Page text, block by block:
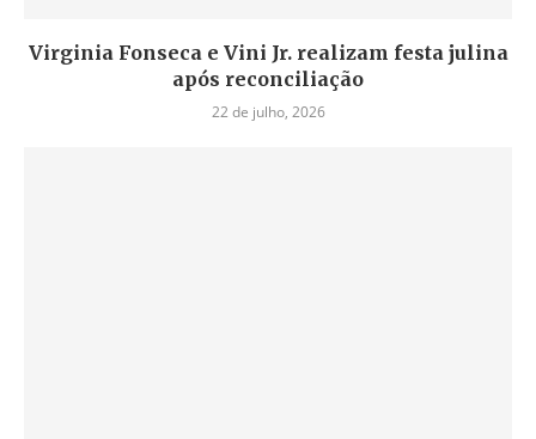
Virginia Fonseca e Vini Jr. realizam festa julina
após reconciliação
22 de julho, 2026